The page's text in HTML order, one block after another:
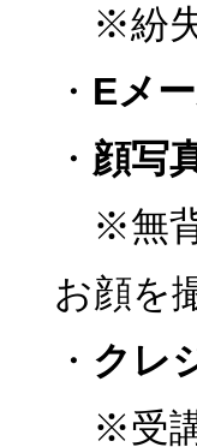
※紛失
・ Eメ
・ 顔写
※無背
お顔を
・ クレ
※受講